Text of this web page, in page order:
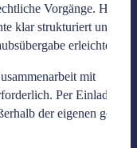
Vorgänge. Hier ist
klar strukturiert und
erleichtern.
mit
Per
der eigenen